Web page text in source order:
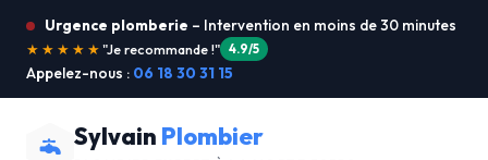
Urgence plomberie – Intervention en moins de 30 minutes
★★★★★"Service ultra rapide !" 5.0/5
Appelez-nous : 06 18 30 31 15
Sylvain Plombier